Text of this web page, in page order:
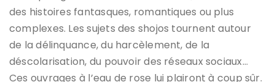
des histoires fantasques, romantiques ou plus
complexes. Les sujets des shojos tournent autour
de la délinquance, du harcèlement, de la
déscolarisation, du pouvoir des réseaux sociaux…
Ces ouvrages à l’eau de rose lui plairont à coup sûr.